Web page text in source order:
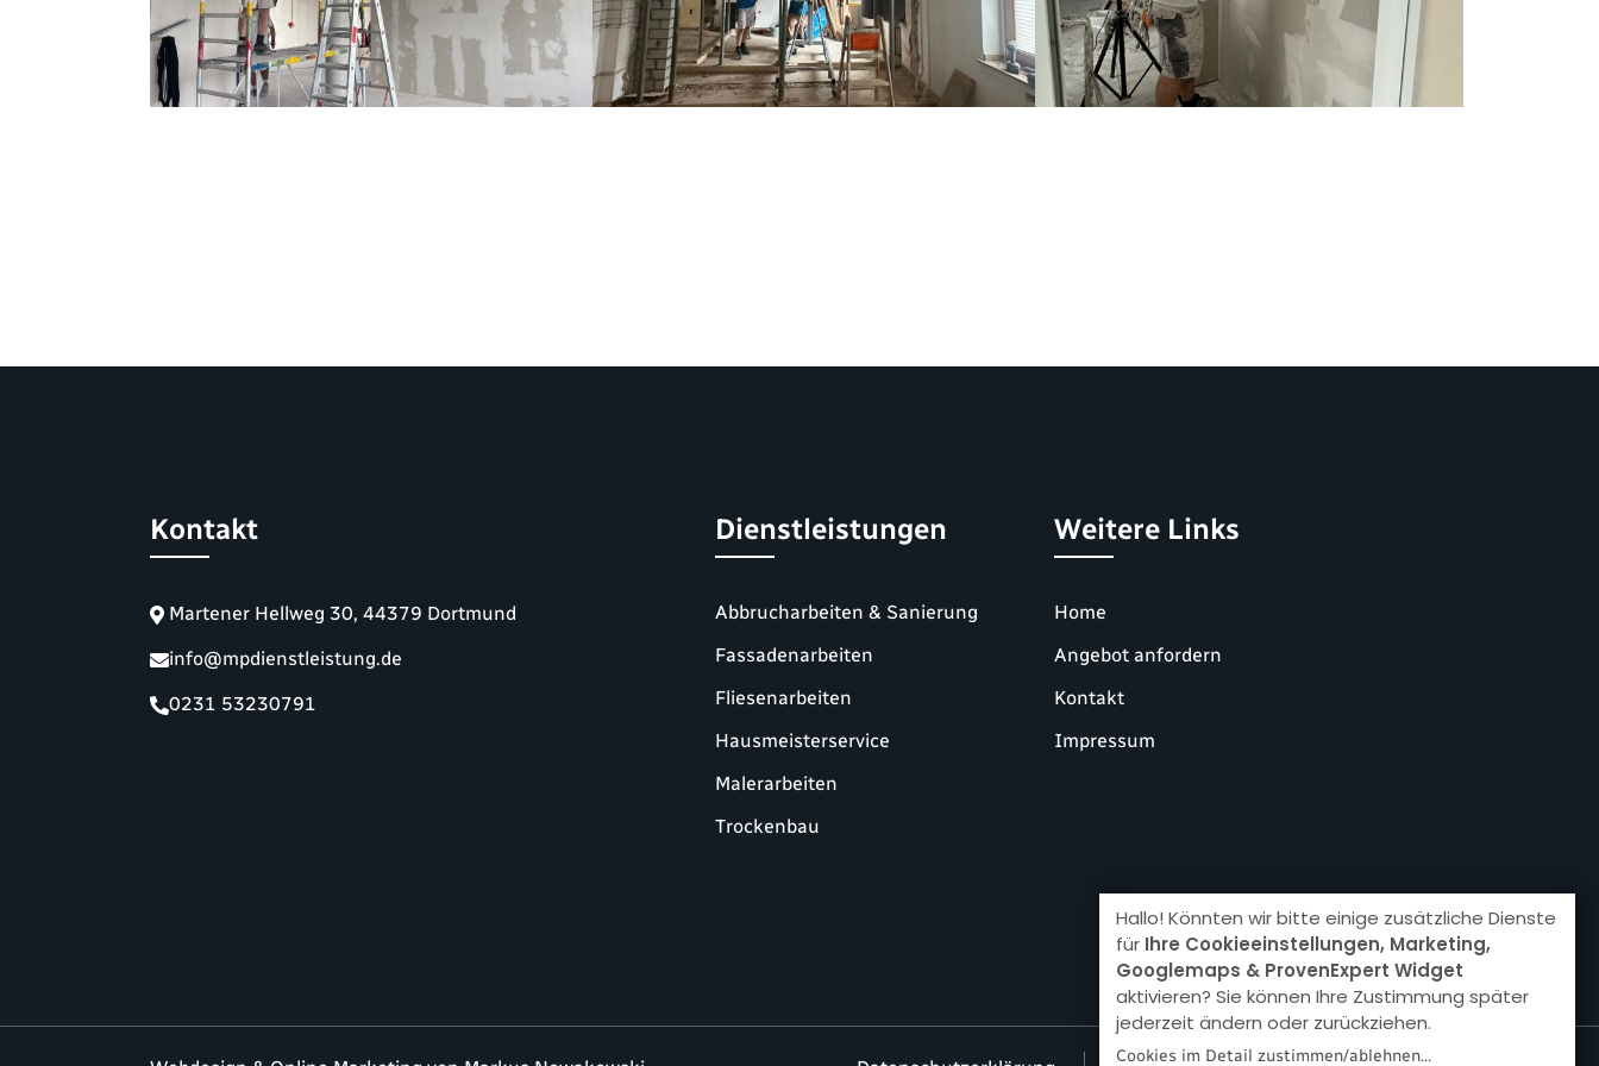
Kontakt
Martener Hellweg 30, 44379 Dortmund
info@mpdienstleistung.de
0231 53230791
Dienstleistungen
Abbrucharbeiten & Sanierung
Fassadenarbeiten
Fliesenarbeiten
Hausmeisterservice
Malerarbeiten
Trockenbau
Weitere Links
Home
Angebot anfordern
Kontakt
Impressum
Hallo! Könnten wir bitte einige zusätzliche Dienste
für Ihre Cookieeinstellungen, Marketing,
Googlemaps & ProvenExpert Widget
aktivieren? Sie können Ihre Zustimmung später
jederzeit ändern oder zurückziehen.
Cookies im Detail zustimmen/ablehnen...